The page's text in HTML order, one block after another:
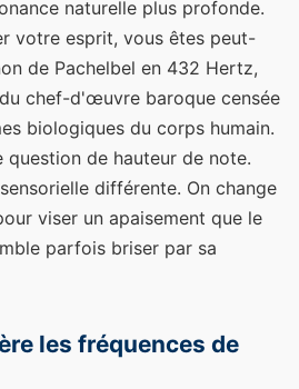
naturelle plus profonde.
votre esprit, vous êtes peut-
de Pachelbel en 432 Hertz,
chef-d'œuvre baroque censée
biologiques du corps humain.
question de hauteur de note.
différente. On change
viser un apaisement que le
parfois briser par sa
les fréquences de